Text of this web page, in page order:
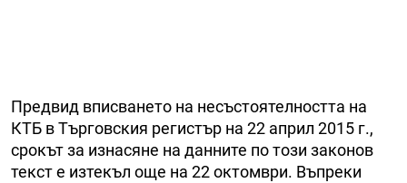
Предвид вписването на несъстоятелността на
КТБ в Търговския регистър на 22 април 2015 г.,
срокът за изнасяне на данните по този законов
текст е изтекъл още на 22 октомври. Въпреки